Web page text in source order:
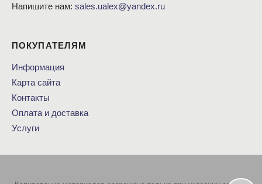
Напишите нам: sales.ualex@yandex.ru
ПОКУПАТЕЛЯМ
Информация
Карта сайта
Контакты
Оплата и доставка
Услуги